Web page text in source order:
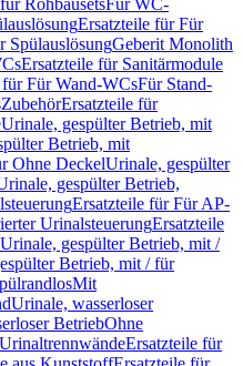
RohbausetsFür WC-
Ersatzteile für Für
SpülauslösungGeberit Monolith
Ersatzteile für Sanitärmodule
Für Wand-WCsFür Stand-
ZubehörErsatzteile für
Urinale, gespülter Betrieb, mit
Betrieb, mit
Ohne DeckelUrinale, gespülter
gespülter Betrieb,
Ersatzteile für Für AP-
UrinalsteuerungErsatzteile
Urinale, gespülter Betrieb, mit /
Betrieb, mit / für
Mit
Urinale, wasserloser
BetriebOhne
UrinaltrennwändeErsatzteile für